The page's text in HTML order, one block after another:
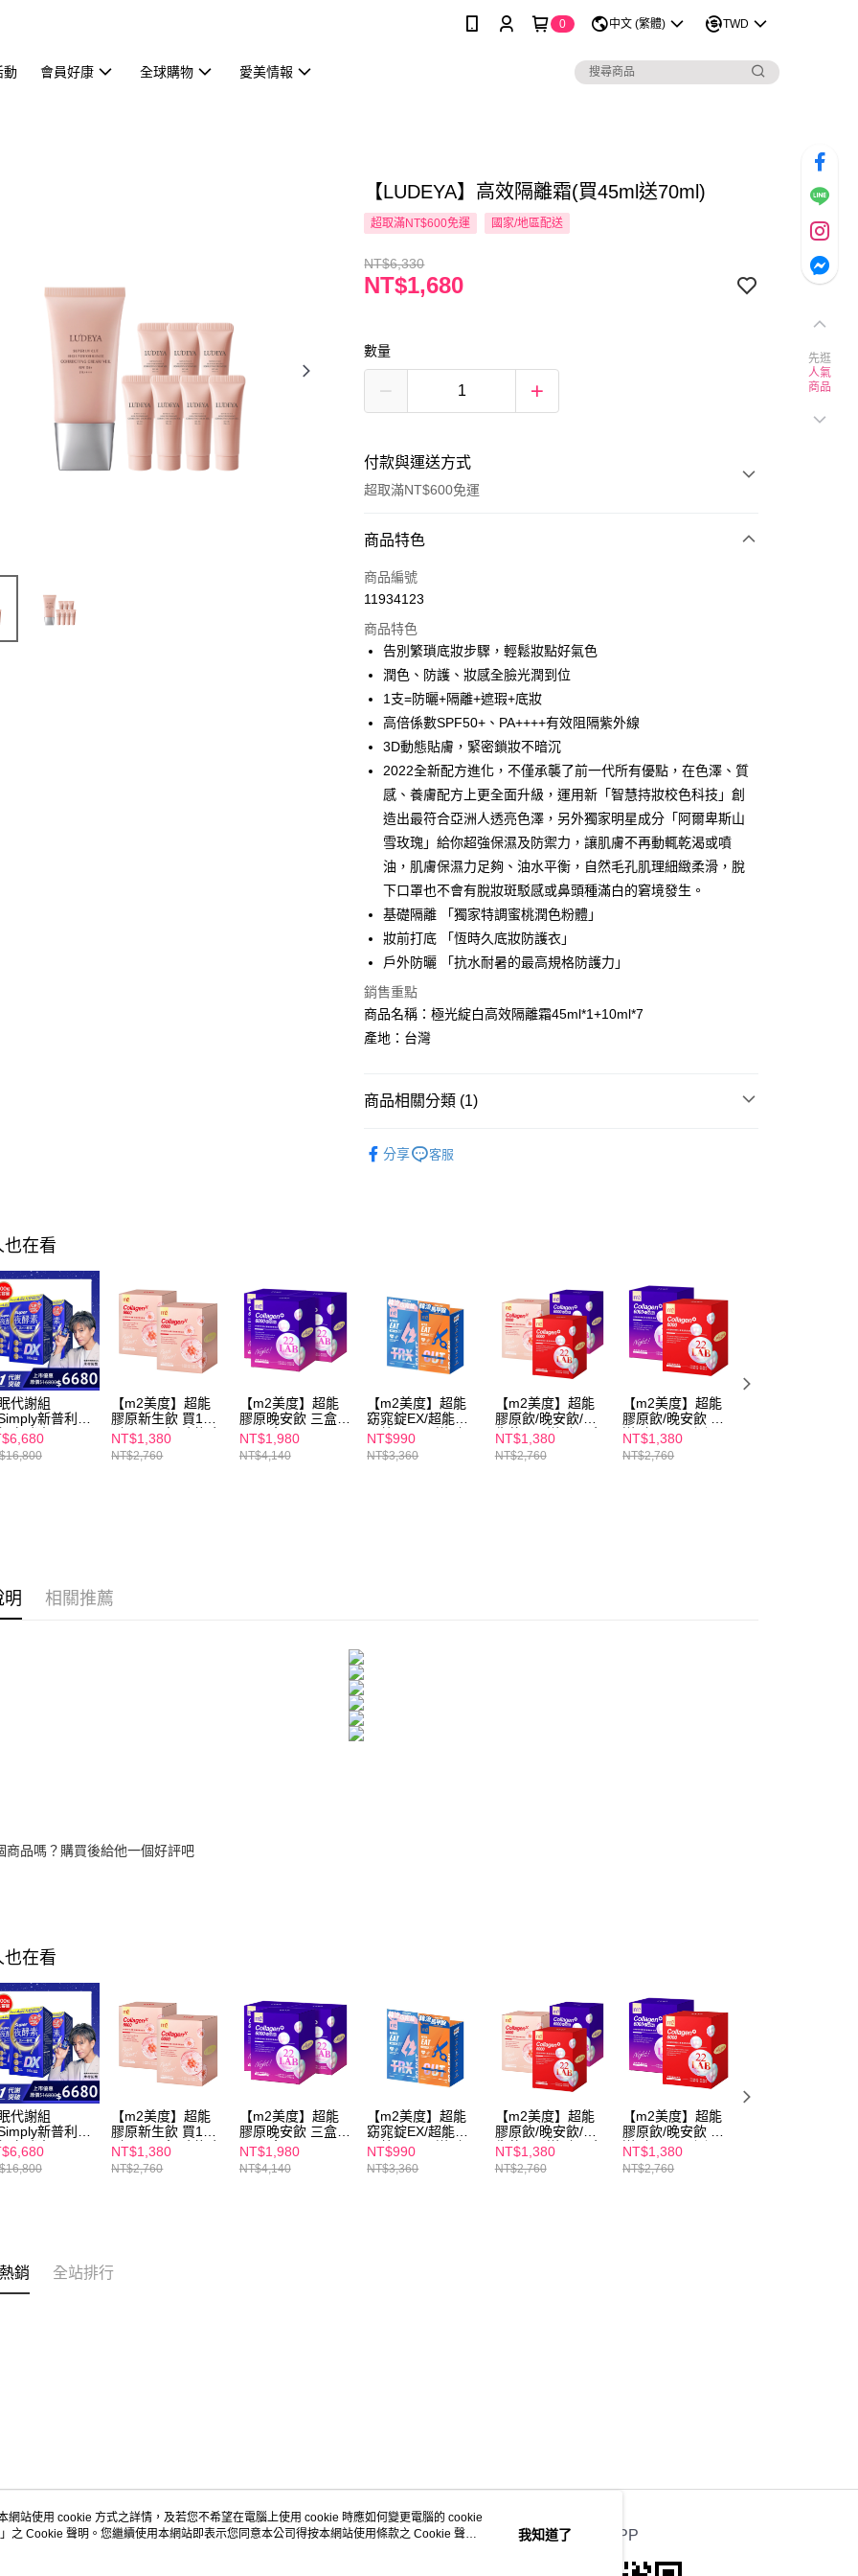
0 中文 (繁體) TWD
動 會員好康 全球購物 愛美情報
【LUDEYA】高效隔離霜(買45ml送70ml)
超取滿NT$600免運 國家/地區配送
NT$6,330
NT$1,680
數量
付款與運送方式
超取滿NT$600免運
付款方式
信用卡一次付款
LINE Pay
Apple Pay
街口支付
悠遊付
Google Pay
全盈+PAY
AFTEE先享後付
【關於「AFTEE先享後付」】
AFTEE先享後付是「在收到商品之後才付款」的支付方式。 讓您購物簡單
便利好安心！
２．便利：只要手機號碼，簡訊認證，即可結帳。
３．安心：先確認商品／服務後，再付款。
【「AFTEE先享後付」結帳流程】
１．於結帳方式選擇「AFTEE先享後付」後，將跳轉至「AFTEE先享後
／ATM／網路銀行／等多元方式進行付款，方視為交易完成。
先享後付繳納相關費用。
求債權轉讓予恩沛科技股份有限公司。
２．關於個人資料處理事宜，請瀏覽以下網址：
https://aftee.tw/terms/#terms3
３．未成年的使用者請事先徵得法定代理人或監護人之同意方可使用
「AFTEE先享後付」，若未經同意申辦者引起之損失，本公司不負相關責
４．使用「AFTEE先享後付」時，將依據個別帳號之用戶狀況，依本公司
即時審查核予不同之上限額度；若仍有額度不足之情形，本公司將視審查
結果請求用戶進行身份認證。
５．嚴禁一人註冊多個帳號或使用他人資訊註冊。若發現惡意使用之情
ATM付款
全家付款取貨
每筆NT$100，滿NT$600(含以上)免運費
每筆NT$100，滿NT$600(含以上)免運費
每筆NT$100，滿NT$600(含以上)免運費
付款後7-11取貨
每筆NT$100，滿NT$600(含以上)免運費
每筆NT$100，滿NT$600(含以上)免運費
離島配送
每筆NT$150，滿NT$1,500(含以上)免運費
商品特色
商品編號
11934123
商品特色
告別繁瑣底妝步驟，輕鬆妝點好氣色
潤色、防護、妝感全臉光潤到位
1支=防曬+隔離+遮瑕+底妝
高倍係數SPF50+、PA++++有效阻隔紫外線
3D動態貼膚，緊密鎖妝不暗沉
2022全新配方進化，不僅承襲了前一代所有優點，在色澤、質
感、養膚配方上更全面升級，運用新「智慧持妝校色科技」創
造出最符合亞洲人透亮色澤，另外獨家明星成分「阿爾卑斯山
雪玫瑰」給你超強保濕及防禦力，讓肌膚不再動輒乾渴或噴
油，肌膚保濕力足夠、油水平衡，自然毛孔肌理細緻柔滑，脫
下口罩也不會有脫妝斑駁感或鼻頭種滿白的窘境發生。
基礎隔離 「獨家特調蜜桃潤色粉體」
妝前打底 「恆時久底妝防護衣」
戶外防曬 「抗水耐暑的最高規格防護力」
銷售重點
商品名稱：極光綻白高效隔離霜45ml*1+10ml*7
產地：台灣
商品相關分類 (1)
分享
客服
也在看
代謝組
新普利】
夜酵素DX 100
x3盒 木村拓
言(日韓雙
【m2美度】超能
膠原新生飲 買1送
1組(8入/盒.孫藝珍
代言-膠原蛋白)
NT$1,380
NT$2,760
【m2美度】超能
膠原晚安飲 三盒組
(8入/盒)
NT$1,980
NT$4,140
【m2美度】超能
窈窕錠EX/超能馬
甲錠EX 買1送1組
(30錠/任選2盒)
NT$990
NT$3,360
【m2美度】超能
膠原飲/晚安飲/新
生飲 買1送1組-孫
藝珍推薦 (8入/任
選2盒)
NT$1,380
NT$2,760
【m2美度】超能
膠原飲/晚安飲 買1
送1組-(8入/任選2
盒)
NT$1,380
NT$2,760
明 相關推薦
商品嗎？購買後給他一個好評吧
也在看
代謝組
新普利】
夜酵素DX 100
x3盒 木村拓
言(日韓雙
【m2美度】超能
膠原新生飲 買1送
1組(8入/盒.孫藝珍
代言-膠原蛋白)
NT$1,380
NT$2,760
【m2美度】超能
膠原晚安飲 三盒組
(8入/盒)
NT$1,980
NT$4,140
【m2美度】超能
窈窕錠EX/超能馬
甲錠EX 買1送1組
(30錠/任選2盒)
NT$990
NT$3,360
【m2美度】超能
膠原飲/晚安飲/新
生飲 買1送1組-孫
藝珍推薦 (8入/任
選2盒)
NT$1,380
NT$2,760
【m2美度】超能
膠原飲/晚安飲 買1
送1組-(8入/任選2
盒)
NT$1,380
NT$2,760
銷 全站排行
關於我們 客服資訊 官方APP
先逛
人氣
商品
網站使用 cookie 方式之詳情，及若您不希望在電腦上使用 cookie 時應如何變更電腦的 cookie
」之 Cookie 聲明。您繼續使用本網站即表示您同意本公司得按本網站使用條款之 Cookie 聲明
我知道了